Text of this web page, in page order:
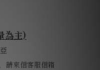
為主)
請來信客服信箱